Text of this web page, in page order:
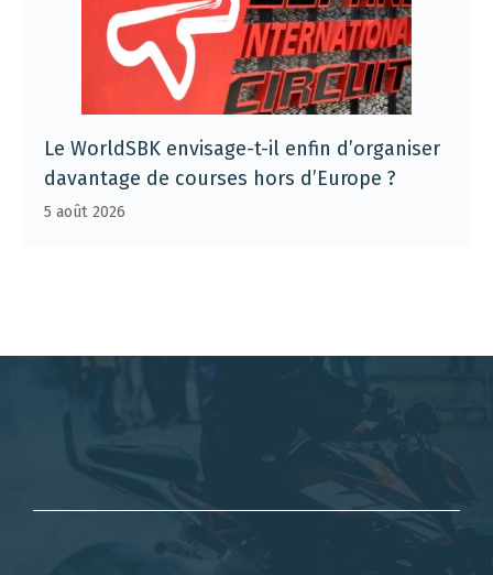
Le WorldSBK envisage-t-il enfin d’organiser
davantage de courses hors d’Europe ?
5 août 2026